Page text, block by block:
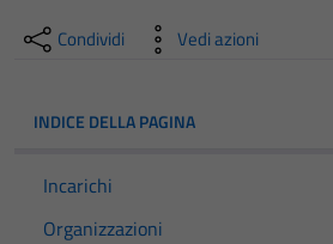
Condividi Vedi azioni
INDICE DELLA PAGINA
Incarichi
Organizzazioni